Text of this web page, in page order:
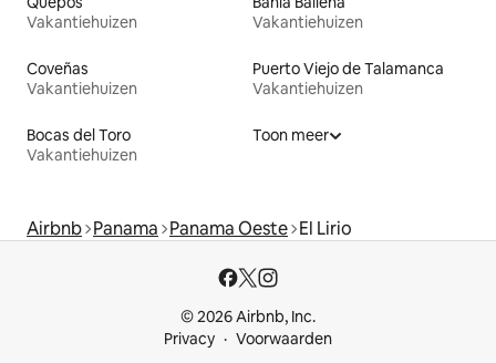
Vakantiehuizen
Vakantiehuizen
Coveñas
Vakantiehuizen
Puerto Viejo de Talamanca
Vakantiehuizen
Bocas del Toro
Vakantiehuizen
Toon meer
Airbnb Panama Panama Oeste El Lirio
© 2026 Airbnb, Inc.
Privacy
Voorwaarden